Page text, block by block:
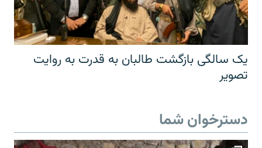
یک سالگی بازگشت طالبان به قدرت به روایت
تصویر
دسترخوان شما